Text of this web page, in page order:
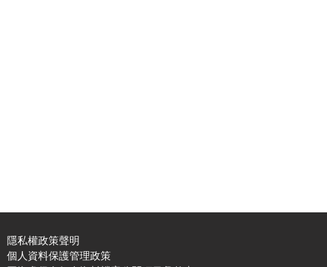
隱私權政策聲明
個人資料保護管理政策